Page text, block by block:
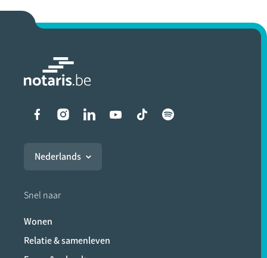
Liens vers les réseaux
Nederlands
Snel naar
Wonen
Relatie & samenleven